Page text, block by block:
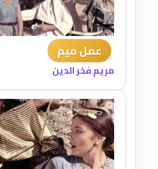
عمل ميم
مريم فخر الدين